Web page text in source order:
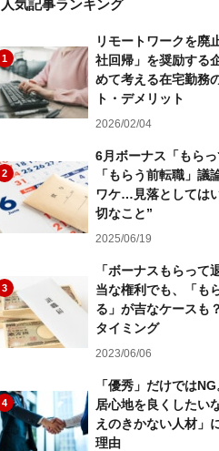
人気記事ランキング
1
リモートワークを廃
社回帰」を奨励する
めて考える在宅勤務
ト・デメリット
2026/02/04
2
6月ボーナス「もらっ
「もらう前転職」議
ワケ…見落としては
切なこと”
2025/06/19
3
「ボーナスもらって
当な権利でも、「も
る」が吉なケースも
タイミング
2023/06/06
4
「優秀」だけでは
居心地を良くしたい
えのきかない人材」
理由